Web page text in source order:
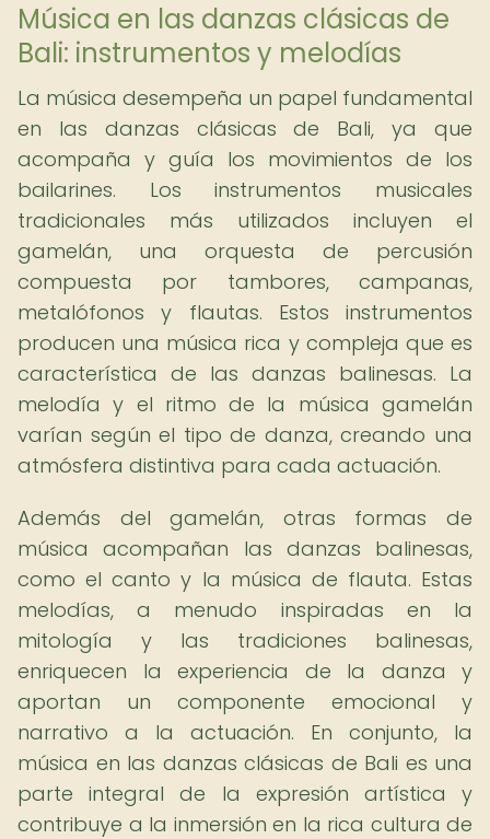
Música en las danzas clásicas de
Bali: instrumentos y melodías
La música desempeña un papel fundamental
en las danzas clásicas de Bali, ya que
acompaña y guía los movimientos de los
bailarines. Los instrumentos musicales
tradicionales más utilizados incluyen el
gamelán, una orquesta de percusión
compuesta por tambores, campanas,
metalófonos y flautas. Estos instrumentos
producen una música rica y compleja que es
característica de las danzas balinesas. La
melodía y el ritmo de la música gamelán
varían según el tipo de danza, creando una
atmósfera distintiva para cada actuación.
Además del gamelán, otras formas de
música acompañan las danzas balinesas,
como el canto y la música de flauta. Estas
melodías, a menudo inspiradas en la
mitología y las tradiciones balinesas,
enriquecen la experiencia de la danza y
aportan un componente emocional y
narrativo a la actuación. En conjunto, la
música en las danzas clásicas de Bali es una
parte integral de la expresión artística y
contribuye a la inmersión en la rica cultura de